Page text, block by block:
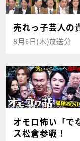
売れっ子芸人の
8月6日(木)放送分
オモロ怖い「で
ス松倉参戦！